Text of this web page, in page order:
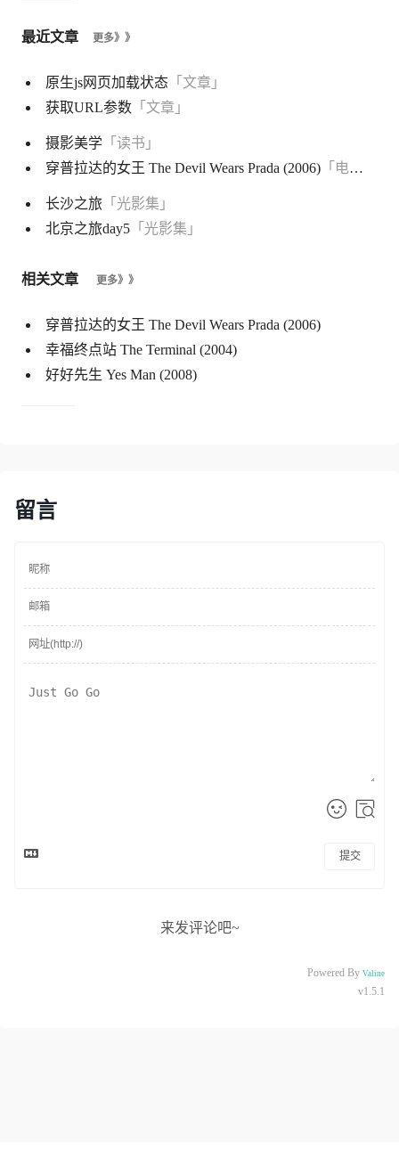
最近文章 更多》》
原生js网页加载状态「文章」
获取URL参数「文章」
摄影美学「读书」
穿普拉达的女王 The Devil Wears Prada (2006)「电影」
长沙之旅「光影集」
北京之旅day5「光影集」
相关文章 更多》》
穿普拉达的女王 The Devil Wears Prada (2006)
幸福终点站 The Terminal (2004)
好好先生 Yes Man (2008)
留言
提交
来发评论吧~
Powered By Valine
v1.5.1